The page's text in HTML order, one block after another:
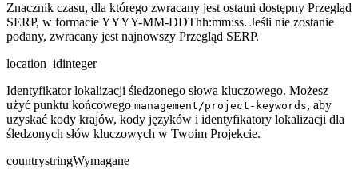
Znacznik czasu, dla którego zwracany jest ostatni dostępny Przegląd
SERP, w formacie YYYY-MM-DDThh:mm:ss. Jeśli nie zostanie
podany, zwracany jest najnowszy Przegląd SERP.
location_idinteger
Identyfikator lokalizacji śledzonego słowa kluczowego. Możesz
użyć punktu końcowego management/project-keywords, aby
uzyskać kody krajów, kody języków i identyfikatory lokalizacji dla
śledzonych słów kluczowych w Twoim Projekcie.
countrystringWymagane